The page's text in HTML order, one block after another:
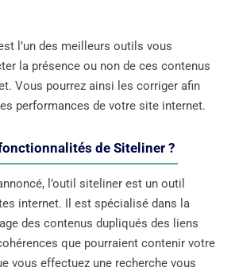
l’un des meilleurs outils vous
la présence ou non de ces contenus
Vous pourrez ainsi les corriger afin
performances de votre site internet.
de Siteliner ?
l’outil siteliner est un outil
internet. Il est spécialisé dans la
des contenus dupliqués des liens
que pourraient contenir votre
vous effectuez une recherche vous